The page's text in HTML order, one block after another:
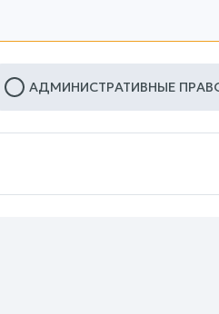
АДМИНИСТРАТИВНЫЕ